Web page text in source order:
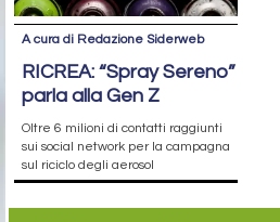
A cura di Redazione Siderweb
RICREA: “Spray Sereno”
parla alla Gen Z
Oltre 6 milioni di contatti raggiunti
sui social network per la campagna
sul riciclo degli aerosol